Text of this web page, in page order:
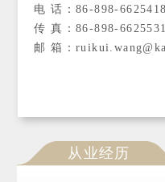
电 话：86-898-
传 真：86-898-
邮 箱：
从业经历